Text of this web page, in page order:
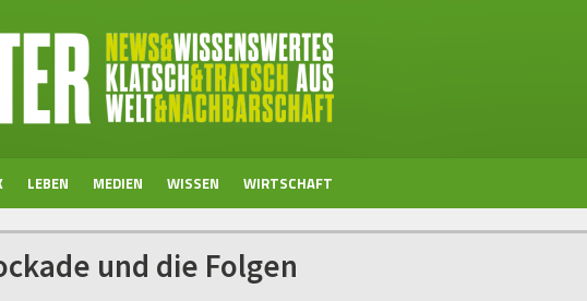
LEBEN MEDIEN WISSEN WIRTSCHAFT
und die Folgen